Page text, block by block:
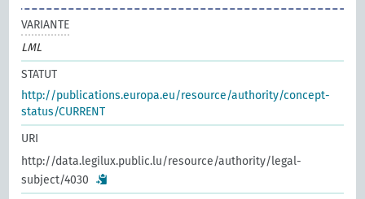
VARIANTE
LML
STATUT
http://publications.europa.eu/resource/authority/concept-
status/CURRENT
URI
http://data.legilux.public.lu/resource/authority/legal-
subject/4030